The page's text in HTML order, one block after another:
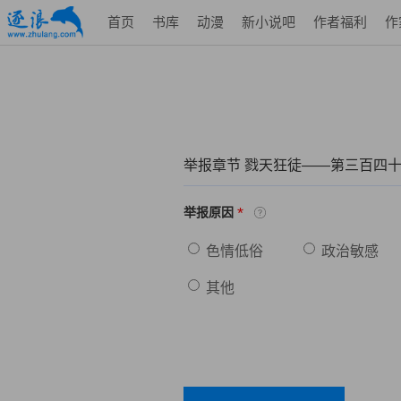
首页 书库 动漫 新小说吧 作者福利 作
举报章节 戮天狂徒——第三百四十
举报原因 *
色情低俗 政治敏感
其他